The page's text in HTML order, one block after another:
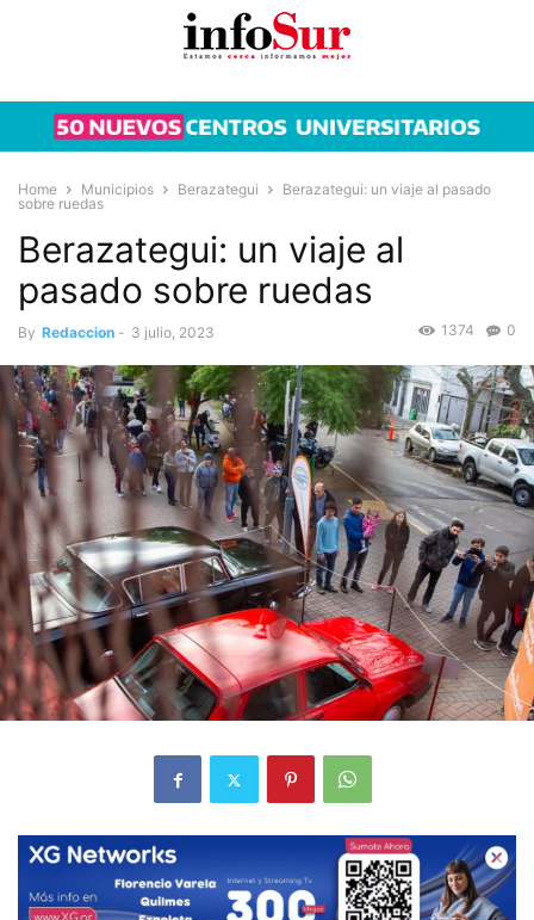
Home Municipios Berazategui
Berazategui: un viaje al pasado
sobre ruedas
Berazategui: un viaje al
pasado sobre ruedas
By Redaccion - 3 julio, 2023 0
1374